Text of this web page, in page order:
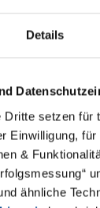
Details
Dritte setzen für
Einwilligung,
&
ähnliche